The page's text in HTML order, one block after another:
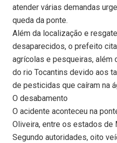
atender várias demandas
queda da ponte.
Além da localização e
desaparecidos, o prefeito
agrícolas e pesqueiras, além
do rio Tocantins devido aos
de pesticidas que caíram na
O desabamento
O acidente aconteceu na
Oliveira, entre os estados de
Segundo autoridades, oito